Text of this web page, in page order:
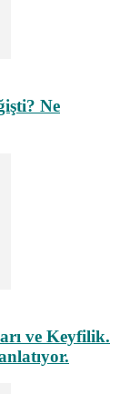
Ne
ve Keyfilik.